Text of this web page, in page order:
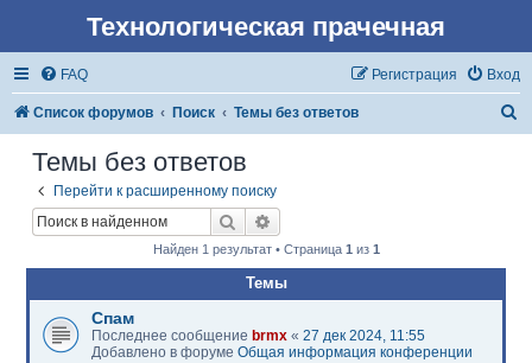
Технологическая прачечная
FAQ Вход
Регистрация
Список форумов Поиск Темы без ответов
Темы без ответов
Перейти к расширенному поиску
Поиск
Найден 1 результат • Страница 1 из 1
Темы
Спам
Последнее сообщение brmx« 27 дек 2024, 11:55
Добавлено в форуме Общая информация конференции